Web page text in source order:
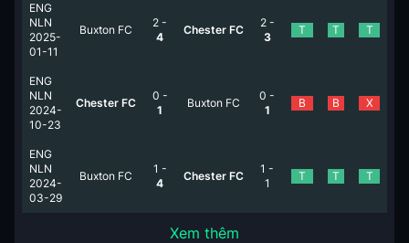
ENG
NLN
2025-
01-11
Buxton FC
2 -
4
Chester FC
2 -
3
T T T
ENG
NLN
2024-
10-23
Chester FC
0 -
1
Buxton FC
0 -
1
B B X
ENG
NLN
2024-
03-29
Buxton FC
1 -
4
Chester FC
1 -
1
T T T
Xem thêm